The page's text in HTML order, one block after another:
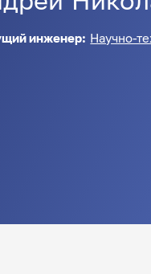
инженер: Научно-